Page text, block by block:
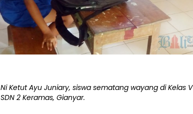
Ni Ketut Ayu Juniary, siswa sematang wayang di Kelas V
SDN 2 Keramas, Gianyar.